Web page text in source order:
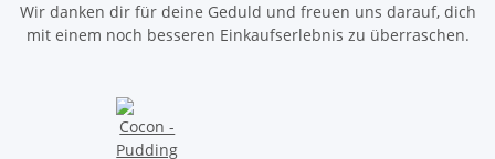
Wir danken dir für deine Geduld und freuen uns darauf, dich
mit einem noch besseren Einkaufserlebnis zu überraschen.